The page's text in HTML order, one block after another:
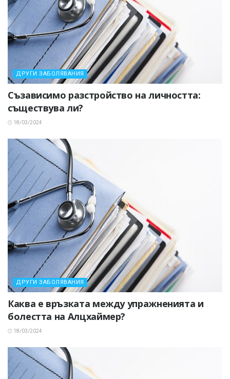
ДРУГИ ЗАБОЛЯВАНИЯ
Съзависимо разстройство на личността:
съществува ли?
18/03/2024
ДРУГИ ЗАБОЛЯВАНИЯ
Каква е връзката между упражненията и
болестта на Алцхаймер?
18/03/2024